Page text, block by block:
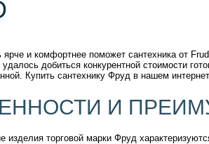
и комфортнее поможет сантехника от
удалось добиться конкурентной стоимости
Купить сантехнику Фруд в нашем
И
изделия торговой марки Фруд